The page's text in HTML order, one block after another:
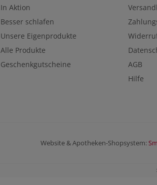
In Aktion
Besser schlafen
Unsere Eigenprodukte
Alle Produkte
Geschenkgutscheine
AGB
Hilfe
Website & Apotheken-Shopsystem: